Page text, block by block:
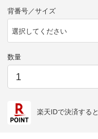
背番号／サイズ
選択してください
数量
楽天IDで決済すると